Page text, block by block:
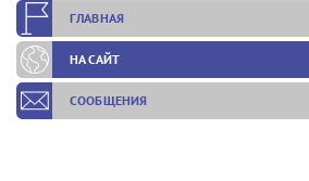
ГЛАВНАЯ
НА САЙТ
СООБЩЕНИЯ